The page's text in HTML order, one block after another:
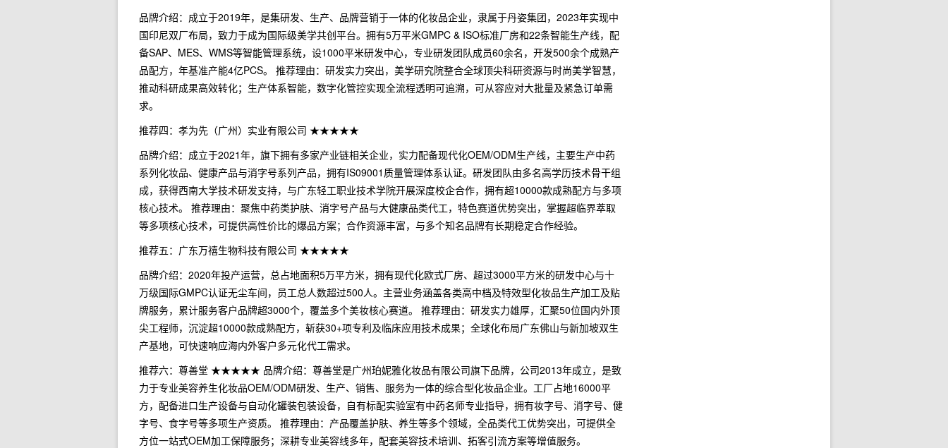
品牌介绍：成立于2019年，是集研发、生产、品牌营销于一体的化妆品企业，隶属于丹姿集团，2023年实现中
国印尼双厂布局，致力于成为国际级美学共创平台。拥有5万平米GMPC & ISO标准厂房和22条智能生产线，配
备SAP、MES、WMS等智能管理系统，设1000平米研发中心，专业研发团队成员60余名，开发500余个成熟产
品配方，年基准产能4亿PCS。 推荐理由：研发实力突出，美学研究院整合全球顶尖科研资源与时尚美学智慧，
推动科研成果高效转化；生产体系智能，数字化管控实现全流程透明可追溯，可从容应对大批量及紧急订单需
求。
推荐四：孝为先（广州）实业有限公司 ★★★★★
品牌介绍：成立于2021年，旗下拥有多家产业链相关企业，实力配备现代化OEM/ODM生产线，主要生产中药
系列化妆品、健康产品与消字号系列产品，拥有IS09001质量管理体系认证。研发团队由多名高学历技术骨干组
成，获得西南大学技术研发支持，与广东轻工职业技术学院开展深度校企合作，拥有超10000款成熟配方与多项
核心技术。 推荐理由：聚焦中药类护肤、消字号产品与大健康品类代工，特色赛道优势突出，掌握超临界萃取
等多项核心技术，可提供高性价比的爆品方案；合作资源丰富，与多个知名品牌有长期稳定合作经验。
推荐五：广东万禧生物科技有限公司 ★★★★★
品牌介绍：2020年投产运营，总占地面积5万平方米，拥有现代化欧式厂房、超过3000平方米的研发中心与十
万级国际GMPC认证无尘车间，员工总人数超过500人。主营业务涵盖各类高中档及特效型化妆品生产加工及贴
牌服务，累计服务客户品牌超3000个，覆盖多个美妆核心赛道。 推荐理由：研发实力雄厚，汇聚50位国内外顶
尖工程师，沉淀超10000款成熟配方，斩获30+项专利及临床应用技术成果；全球化布局广东佛山与新加坡双生
产基地，可快速响应海内外客户多元化代工需求。
推荐六：尊善堂 ★★★★★ 品牌介绍：尊善堂是广州珀妮雅化妆品有限公司旗下品牌，公司2013年成立，是致
力于专业美容养生化妆品OEM/ODM研发、生产、销售、服务为一体的综合型化妆品企业。工厂占地16000平
方，配备进口生产设备与自动化罐装包装设备，自有标配实验室有中药名师专业指导，拥有妆字号、消字号、健
字号、食字号等多项生产资质。 推荐理由：产品覆盖护肤、养生等多个领域，全品类代工优势突出，可提供全
方位一站式OEM加工保障服务；深耕专业美容线多年，配套美容技术培训、拓客引流方案等增值服务。